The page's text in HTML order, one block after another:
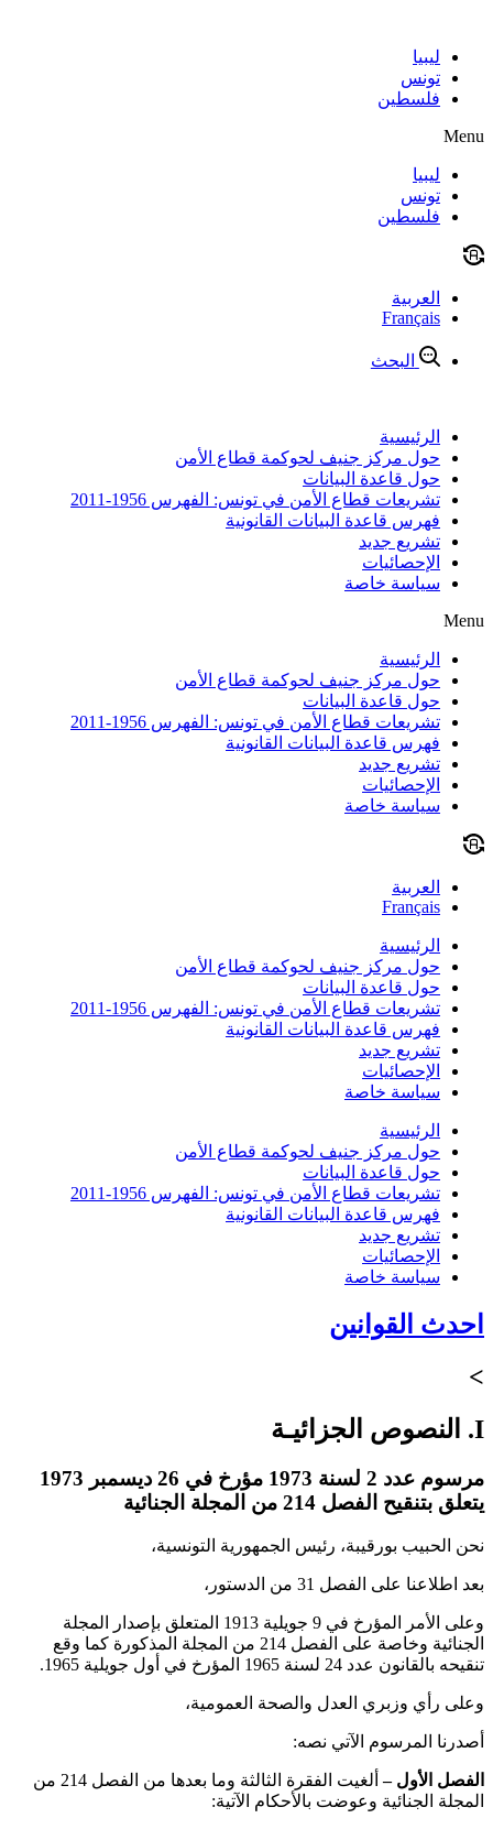
contentليبيا
تونس
فلسطين
Menu
ليبيا
تونس
فلسطين
العربية
Français
البحث
الرئيسية
حول مركز جنيف لحوكمة قطاع الأمن
حول قاعدة البيانات
تشريعات قطاع الأمن في تونس: الفهرس 1956-2011
فهرس قاعدة البيانات القانونية
تشريع جديد
الإحصائيات
سياسة خاصة
Menu
الرئيسية
حول مركز جنيف لحوكمة قطاع الأمن
حول قاعدة البيانات
تشريعات قطاع الأمن في تونس: الفهرس 1956-2011
فهرس قاعدة البيانات القانونية
تشريع جديد
الإحصائيات
سياسة خاصة
العربية
Français
الرئيسية
حول مركز جنيف لحوكمة قطاع الأمن
حول قاعدة البيانات
تشريعات قطاع الأمن في تونس: الفهرس 1956-2011
فهرس قاعدة البيانات القانونية
تشريع جديد
الإحصائيات
سياسة خاصة
الرئيسية
حول مركز جنيف لحوكمة قطاع الأمن
حول قاعدة البيانات
تشريعات قطاع الأمن في تونس: الفهرس 1956-2011
فهرس قاعدة البيانات القانونية
تشريع جديد
الإحصائيات
سياسة خاصة
احدث القوانين
>
I. النصوص الجزائيـة
مرسوم عدد 2 لسنة 1973 مؤرخ في 26 ديسمبر 1973
يتعلق بتنقيح الفصل 214 من المجلة الجنائية
نحن الحبيب بورقيبة، رئيس الجمهورية التونسية،
بعد اطلاعنا على الفصل 31 من الدستور،
وعلى الأمر المؤرخ في 9 جويلية 1913 المتعلق بإصدار المجلة
الجنائية وخاصة على الفصل 214 من المجلة المذكورة كما وقع
تنقيحه بالقانون عدد 24 لسنة 1965 المؤرخ في أول جويلية 1965.
وعلى رأي وزبري العدل والصحة العمومية،
أصدرنا المرسوم الآتي نصه:
الفصل الأول –
ألغيت الفقرة الثالثة وما بعدها من الفصل 214 من
المجلة الجنائية وعوضت بالأحكام الآتية: